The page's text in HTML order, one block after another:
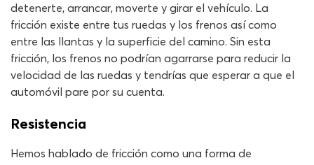
detenerte, arrancar, moverte y girar el vehículo. La
fricción existe entre tus ruedas y los frenos así como
entre las llantas y la superficie del camino. Sin esta
fricción, los frenos no podrían agarrarse para reducir la
velocidad de las ruedas y tendrías que esperar a que el
automóvil pare por su cuenta.
Resistencia
Hemos hablado de fricción como una forma de